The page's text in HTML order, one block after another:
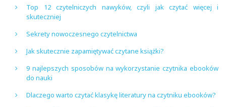
Top 12 czytelniczych nawyków, czyli jak czytać więcej i
skuteczniej
Sekrety nowoczesnego czytelnictwa
Jak skutecznie zapamiętywać czytane książki?
9 najlepszych sposobów na wykorzystanie czytnika ebooków
do nauki
Dlaczego warto czytać klasykę literatury na czytniku ebooków?